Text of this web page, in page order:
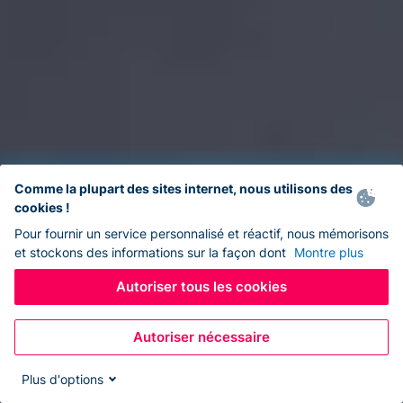
Comme la plupart des sites internet, nous utilisons des
cookies !
Pour fournir un service personnalisé et réactif, nous mémorisons
et stockons des informations sur la façon dont Montre plus
Autoriser tous les cookies
Autoriser nécessaire
Plus d'options